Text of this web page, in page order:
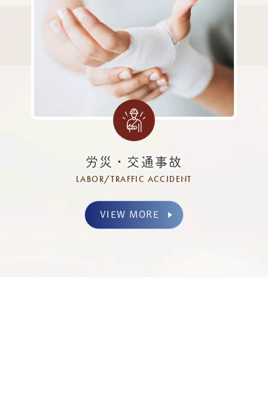
労災・交通事故
LABOR/TRAFFIC ACCIDENT
VIEW MORE